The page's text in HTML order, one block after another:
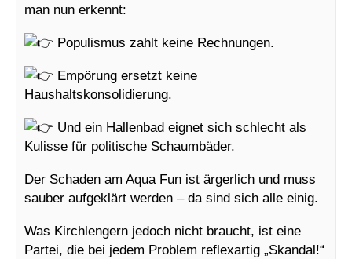
man nun erkennt:
Populismus zahlt keine Rechnungen.
Empörung ersetzt keine
Haushaltskonsolidierung.
Und ein Hallenbad eignet sich schlecht als
Kulisse für politische Schaumbäder.
Der Schaden am Aqua Fun ist ärgerlich und muss
sauber aufgeklärt werden – da sind sich alle einig.
Was Kirchlengern jedoch nicht braucht, ist eine
Partei, die bei jedem Problem reflexartig „Skandal!“